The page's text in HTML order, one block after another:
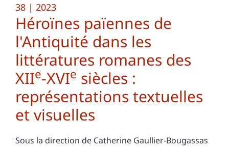
38 | 2023
Héroïnes païennes de
l'Antiquité dans les
littératures romanes des
XIIe-XVIe siècles :
représentations textuelles
et visuelles
Sous la direction de Catherine Gaullier-Bougassas